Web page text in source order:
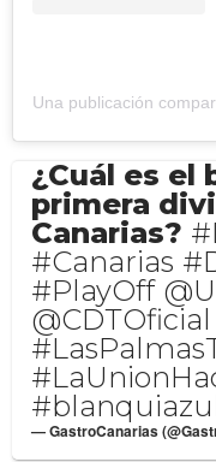
¿Cuál es el
primera
Canarias?
#Canarias
#PlayOff
@CDTOficial
— GastroCanarias